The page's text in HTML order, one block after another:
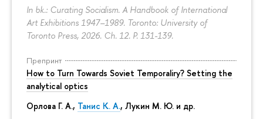
In bk.: Curating Socialism. A Handbook of International
Art Exhibitions 1947–1989. Toronto: University of
Toronto Press, 2026. Ch. 12. P. 131-139.
Препринт
How to Turn Towards Soviet Temporaliry? Setting the
analytical optics
Орлова Г. А., Танис К. А., Лукин М. Ю. и др.